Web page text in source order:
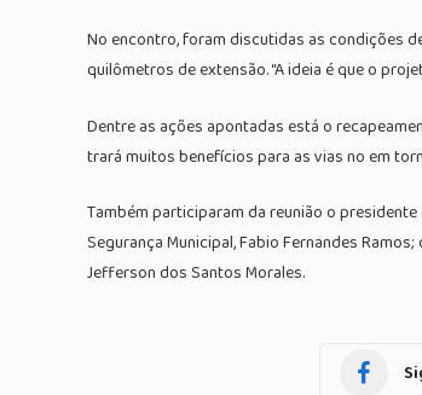
No encontro, foram discutidas as condições
quilômetros de extensão. “A ideia é que o
Dentre as ações apontadas está o
trará muitos benefícios para as vias no em
Também participaram da reunião o
Segurança Municipal, Fabio Fernandes
Jefferson dos Santos Morales.